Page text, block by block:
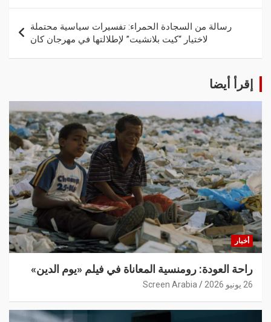
رسالة من السجادة الحمراء: تفسيرات سياسية محتملة
لاختيار “كيت بلانشيت” لإطلالتها في مهرجان كان
إقرأ أيضا
أخبار
راحة العودة: رومنسية المعاناة في فيلم «يوم الدين»
26 يونيو 2026 Screen Arabia